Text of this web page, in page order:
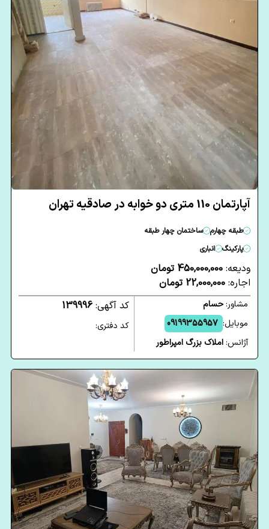
آپارتمان 110 متری دو خوابه در صادقیه تهران
طبقه چهارم
ساختمان چهار طبقه
پارکینگ
انباری
ودیعه: 450,000,000 تومان
اجاره: 22,000,000 تومان
مشاور:حسام
موبایل: 09199355957
آژانس:املاک بزرگ امپراطور
کد آگهی: 139996
کد دفتری: